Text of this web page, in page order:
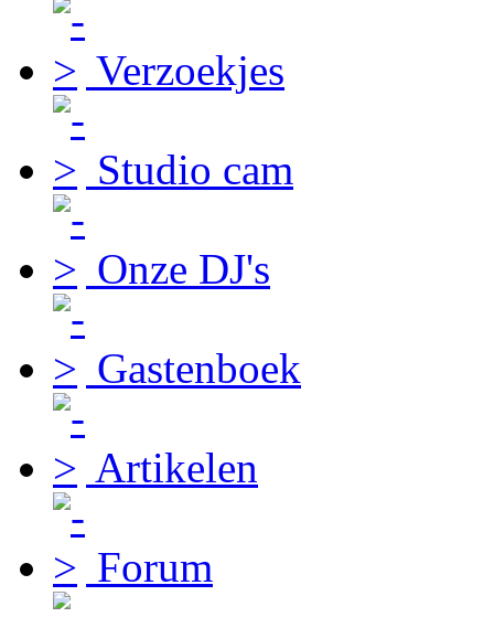
Verzoekjes
Studio cam
Onze DJ's
Gastenboek
Artikelen
Forum